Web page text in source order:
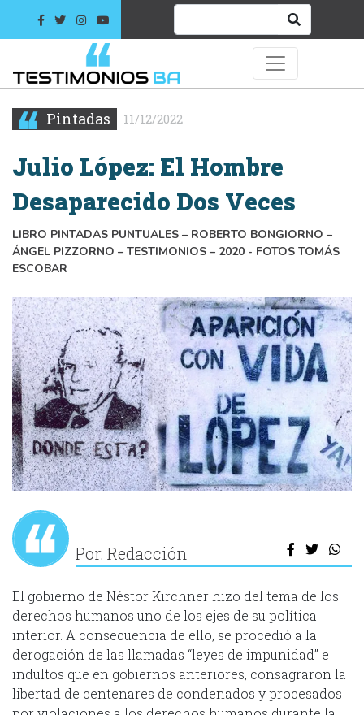
Pintadas 11/12/2022
Julio López: El Hombre
Desaparecido Dos Veces
LIBRO PINTADAS PUNTUALES – ROBERTO BONGIORNO –
ÁNGEL PIZZORNO – TESTIMONIOS – 2020 - FOTOS TOMÁS
ESCOBAR
Por: Redacción
El gobierno de Néstor Kirchner hizo del tema de los
derechos humanos uno de los ejes de su política
interior. A consecuencia de ello, se procedió a la
derogación de las llamadas “leyes de impunidad” e
indultos que en gobiernos anteriores, consagraron la
libertad de centenares de condenados y procesados